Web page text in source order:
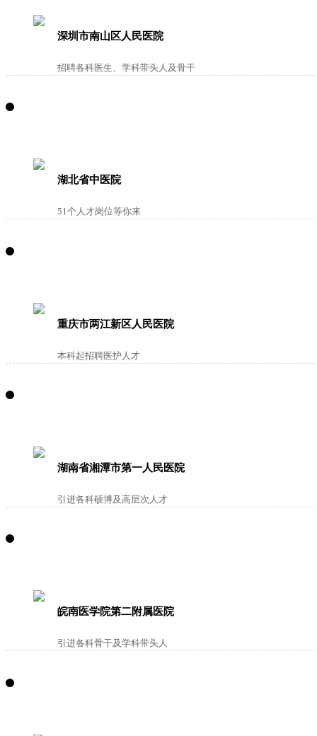
深圳市南山区人民医院
招聘各科医生、学科带头人及骨干
湖北省中医院
51个人才岗位等你来
重庆市两江新区人民医院
本科起招聘医护人才
湖南省湘潭市第一人民医院
引进各科硕博及高层次人才
皖南医学院第二附属医院
引进各科骨干及学科带头人